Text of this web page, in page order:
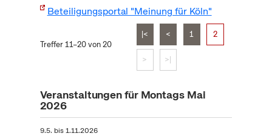
Beteiligungsportal "Meinung für Köln"
Treffer 11–20 von 20
|< < 1 2
> >|
Veranstaltungen für Montags Mai
2026
9.5. bis1.11.2026